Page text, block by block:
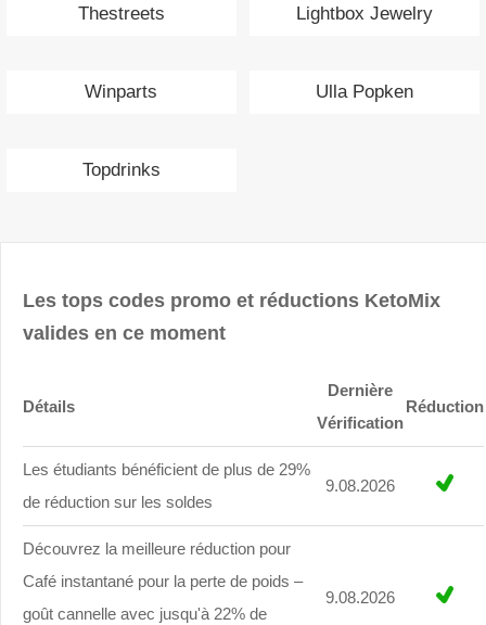
Thestreets Lightbox Jewelry
Winparts Ulla Popken
Topdrinks
Les tops codes promo et réductions KetoMix
valides en ce moment
Détails
Dernière
Vérification
Réduction
Les étudiants bénéficient de plus de 29%
de réduction sur les soldes
9.08.2026
Découvrez la meilleure réduction pour
Café instantané pour la perte de poids –
goût cannelle avec jusqu'à 22% de
9.08.2026